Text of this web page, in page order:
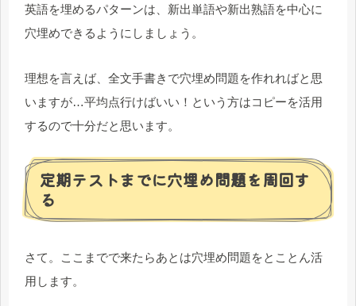
英語を埋めるパターンは、新出単語や新出熟語を中心に
穴埋めできるようにしましょう。
理想を言えば、全文手書きで穴埋め問題を作れればと思
いますが…平均点行けばいい！という方はコピーを活用
するので十分だと思います。
定期テストまでに穴埋め問題を周回す
る
さて。ここまでで来たらあとは穴埋め問題をとことん活
用します。